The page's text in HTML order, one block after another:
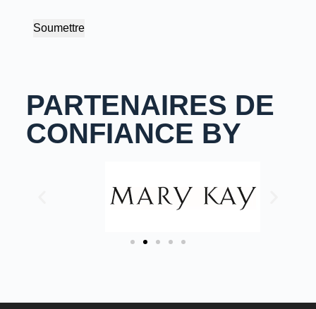
Soumettre
PARTENAIRES DE
CONFIANCE BY